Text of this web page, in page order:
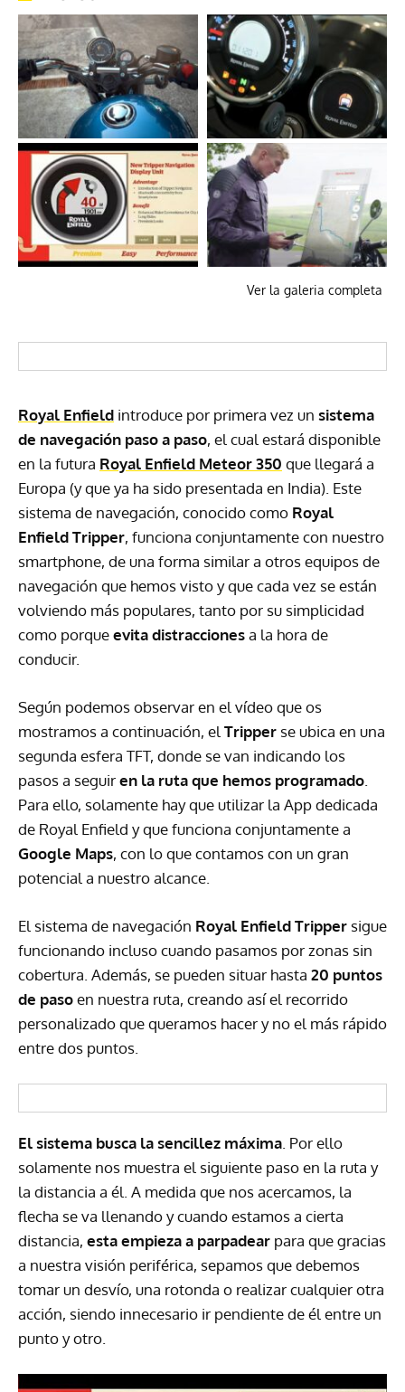
Ver la galeria completa
Royal Enfield introduce por primera vez un sistema
de navegación paso a paso, el cual estará disponible
en la futura Royal Enfield Meteor 350 que llegará a
Europa (y que ya ha sido presentada en India). Este
sistema de navegación, conocido como Royal
Enfield Tripper, funciona conjuntamente con nuestro
smartphone, de una forma similar a otros equipos de
navegación que hemos visto y que cada vez se están
volviendo más populares, tanto por su simplicidad
como porqueevita distraccionesa la hora de
conducir.
Según podemos observar en el vídeo que os
mostramos a continuación, el Tripper se ubica en una
segunda esfera TFT, donde se van indicando los
pasos a seguiren la ruta que hemos programado
Para ello, solamente hay que utilizar la App dedicada
de Royal Enfield y que funciona conjuntamente a
Google Maps, con lo que contamos con un gran
potencial a nuestro alcance.
El sistema de navegación Royal Enfield Tripper sigue
funcionando incluso cuando pasamos por zonas sin
cobertura. Además, se pueden situar hasta 20 puntos
de pasoen nuestra ruta, creando así el recorrido
personalizado que queramos hacer y no el más rápido
entre dos puntos.
El sistema busca la sencillez máxima . Por ello
solamente nos muestra el siguiente paso en la ruta y
la distancia a él. A medida que nos acercamos, la
flecha se va llenando y cuando estamos a cierta
distancia, esta empieza a parpadear para que gracias
a nuestra visión periférica, sepamos que debemos
tomar un desvío, una rotonda o realizar cualquier otra
acción, siendo innecesario ir pendiente de él entre un
punto y otro.